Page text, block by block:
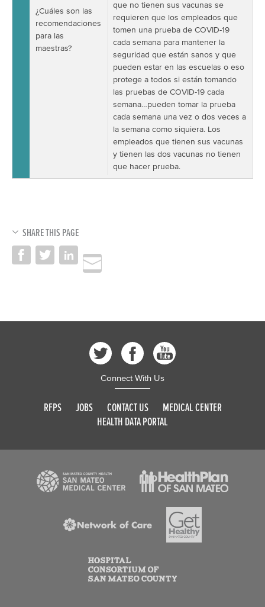
¿Cuáles son las
recomendaciones
para las
maestras?
que no tienen sus vacunas se
requieren que los empleados que
tomen una prueba de COVID-19
cada semana para mantener la
seguridad que están sanos y que
pueden estar en las escuelas o eso
protege a todos si están tomando
las pruebas de COVID-19 cada
semana…pueden tomar la prueba
cada semana una vez o dos veces a
la semana como siquiera. Los
empleados que tienen sus vacunas
y tienen las dos vacunas no tienen
que hacer prueba.
SHARE THIS PAGE
Connect With Us
RFPS JOBS CONTACT US
MEDICAL CENTER
HEALTH DATA PORTAL